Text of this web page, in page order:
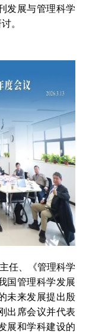
发展与管理科学
。
任、《管理科学
国管理科学发展
未来发展提出殷
出席会议并代表
展和学科建设的